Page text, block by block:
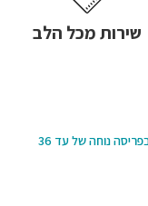
שירות מכל הלב
ניתן לרכוש ב-12 תשלומים בכרטיס אשראי, או בפריסה נוחה של עד 36